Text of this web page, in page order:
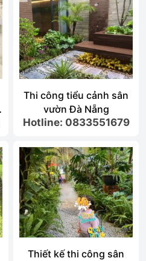
Thi công tiểu cảnh sân
vườn Đà Nẵng
Hotline: 0833551679
Thiết kế thi công sân